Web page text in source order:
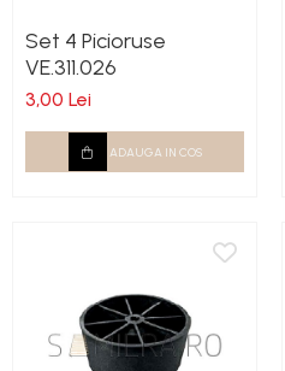
Set 4 Picioruse
VE.311.026
3,00 Lei
ADAUGA IN COS